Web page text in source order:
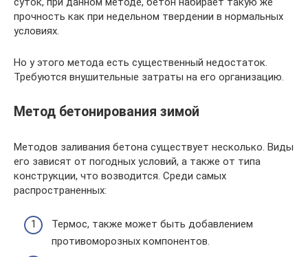
прочность как при недельном твердении в нормальных
условиях.
Но у этого метода есть существенный недостаток.
Требуются внушительные затраты на его организацию.
Метод бетонирования зимой
Методов заливания бетона существует несколько. Виды
его зависят от погодных условий, а также от типа
конструкции, что возводится. Среди самых
распространенных:
Термос, также может быть добавлением
противоморозных компонентов.